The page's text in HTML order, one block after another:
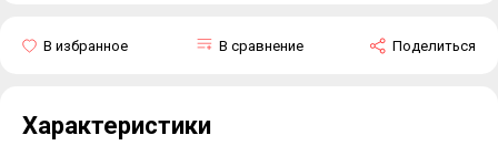
Поделиться
В сравнение
В избранное
Характеристики